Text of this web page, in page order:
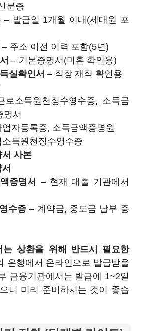
분증
– 발급일 1개월 이내(세대원 포
– 주소 이전 이력 포함(5년)
– 기본증명서(미혼 확인용)
실확인서 – 직장 재직 확인용
로소득원천징수영수증, 소득금
명서
자등록증, 소득금액증명원
득원천징수영수증
서 사본
증명서
– 현재 대출 기관에서
수증 – 계약금, 중도금 납부 증
는 상환을 위해 반드시 필요한
은행에서 온라인으로 발급받을
금융기관에서는 발급에 1~2일
니 미리 준비하시는 것이 좋습